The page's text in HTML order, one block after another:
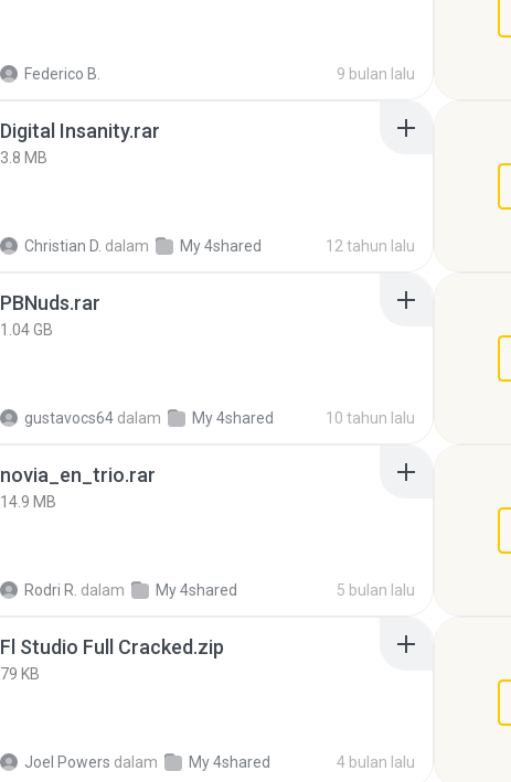
Federico B. 9 bulan lalu
Digital Insanity.rar
3.8 MB
Christian D. dalam My 4shared 12 tahun lalu
PBNuds.rar
1.04 GB
gustavocs64 dalam My 4shared 10 tahun lalu
novia_en_trio.rar
14.9 MB
Rodri R. dalam My 4shared 5 bulan lalu
Fl Studio Full Cracked.zip
79 KB
Joel Powers dalam My 4shared 4 bulan lalu